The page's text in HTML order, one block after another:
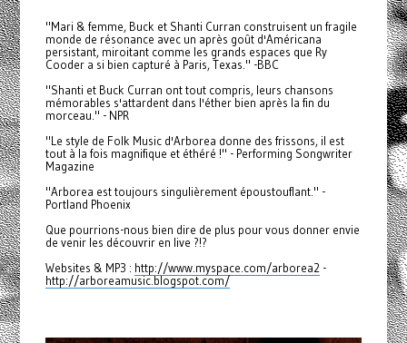
"Mari & femme, Buck et Shanti Curran construisent un fragile
monde de résonance avec un après goût d'Américana
persistant, miroitant comme les grands espaces que Ry
Cooder a si bien capturé à Paris, Texas." -BBC
"Shanti et Buck Curran ont tout compris, leurs chansons
mémorables s'attardent dans l'éther bien après la fin du
morceau." - NPR
"Le style de Folk Music d'Arborea donne des frissons, il est
tout à la fois magnifique et éthéré !" - Performing Songwriter
Magazine
"Arborea est toujours singulièrement époustouflant." -
Portland Phoenix
Que pourrions-nous bien dire de plus pour vous donner envie
de venir les découvrir en live ?!?
Websites & MP3 : http://www.myspace.com/arborea2 -
http://arboreamusic.blogspot.com/